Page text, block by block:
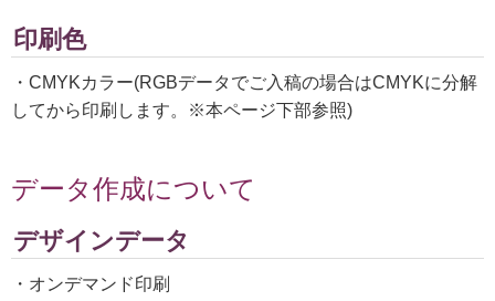
印刷色
・CMYKカラー(RGBデータでご入稿の場合はCMYKに分解
してから印刷します。※本ページ下部参照)
データ作成について
デザインデータ
・オンデマンド印刷